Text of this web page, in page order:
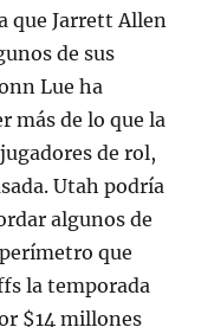
que Jarrett Allen
de sus
Lue ha
más de lo que la
de rol,
Utah podría
algunos de
que
la temporada
$14 millones